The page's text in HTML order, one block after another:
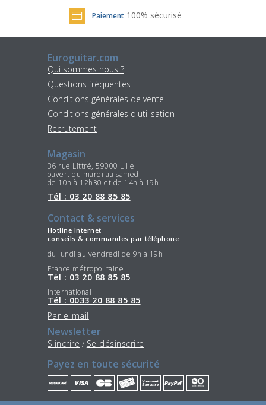
Paiement 100% sécurisé
Euroguitar.com
Qui sommes nous ?
Questions fréquentes
Conditions générales de vente
Conditions générales d'utilisation
Recrutement
Magasin
36 rue Littré, 59000 Lille
ouvert du mardi au samedi
de 10h à 12h30 et de 14h à 19h
Tél : 03 20 88 85 85
Contact & services
Hotline Internet
conseils & commandes par téléphone
du lundi au vendredi de 9h à 19h
France métropolitaine
Tél : 03 20 88 85 85
International
Tél : 0033 20 88 85 85
Par e-mail
Newsletter
S'incrire / Se désinscrire
Payez en toute sécurité